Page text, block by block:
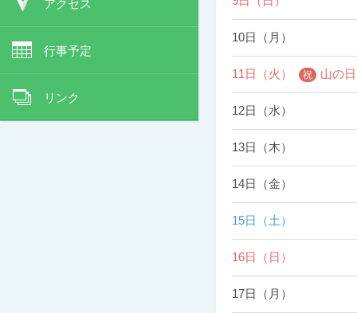
アクセス
行事予定
リンク
10日（月）
11日（火） 山の日
12日（水）
13日（木）
14日（金）
15日（土）
16日（日）
17日（月）